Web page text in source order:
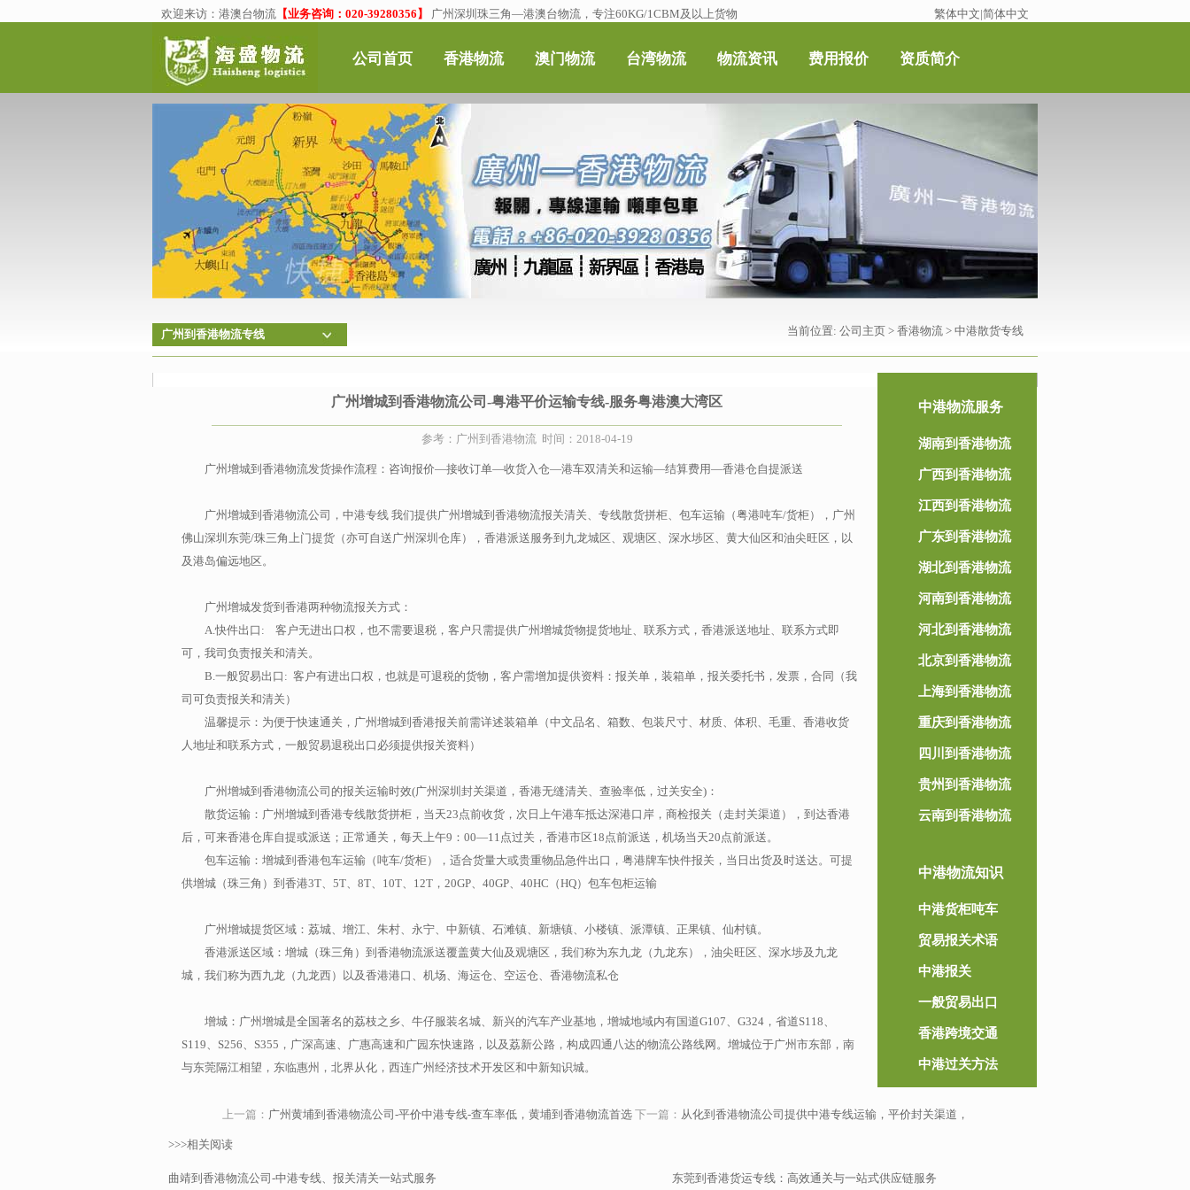
欢迎来访： 港澳台物流 【业务咨询：020-39280356】 广州深圳珠三角—港澳台物流，专注60KG/1CBM及以上货物 繁体中文|简体中文
公司首页 香港物流 澳门物流 台湾物流 物流资讯 费用报价 资质简介
广州到香港物流专线 当前位置: 公司主页 > 香港物流 > 中港散货专线
广州增城到香港物流公司-粤港平价运输专线-服务粤港澳大湾区
参考：广州到香港物流 时间：2018-04-19
广州增城到香港物流发货操作流程：咨询报价—接收订单—收货入仓—港车双清关和运输—结算费用—香港仓自提派送
广州增城到香港物流公司，中港专线 我们提供广州增城到香港物流报关清关、专线散货拼柜、包车运输（粤港吨车/货柜），广州
佛山深圳东莞/珠三角上门提货（亦可自送广州深圳仓库），香港派送服务到九龙城区、观塘区、深水埗区、黄大仙区和油尖旺区，以
及港岛偏远地区。
广州增城发货到香港两种物流报关方式：
A.快件出口: 客户无进出口权，也不需要退税，客户只需提供广州增城货物提货地址、联系方式，香港派送地址、联系方式即
可，我司负责报关和清关。
B.一般贸易出口: 客户有进出口权，也就是可退税的货物，客户需增加提供资料：报关单，装箱单，报关委托书，发票，合同（我
司可负责报关和清关）
温馨提示：为便于快速通关，广州增城到香港报关前需详述装箱单（中文品名、箱数、包装尺寸、材质、体积、毛重、香港收货
人地址和联系方式，一般贸易退税出口必须提供报关资料）
广州增城到香港物流公司的报关运输时效(广州深圳封关渠道，香港无缝清关、查验率低，过关安全)：
散货运输：广州增城到香港专线散货拼柜，当天23点前收货，次日上午港车抵达深港口岸，商检报关（走封关渠道），到达香港
后，可来香港仓库自提或派送；正常通关，每天上午9：00—11点过关，香港市区18点前派送，机场当天20点前派送。
包车运输：增城到香港包车运输（吨车/货柜），适合货量大或贵重物品急件出口，粤港牌车快件报关，当日出货及时送达。可提
供增城（珠三角）到香港3T、5T、8T、10T、12T，20GP、40GP、40HC（HQ）包车包柜运输
广州增城提货区域：荔城、增江、朱村、永宁、中新镇、石滩镇、新塘镇、小楼镇、派潭镇、正果镇、仙村镇。
香港派送区域：增城（珠三角）到香港物流派送覆盖黄大仙及观塘区，我们称为东九龙（九龙东），油尖旺区、深水埗及九龙
城，我们称为西九龙（九龙西）以及香港港口、机场、海运仓、空运仓、香港物流私仓
增城：广州增城是全国著名的荔枝之乡、牛仔服装名城、新兴的汽车产业基地，增城地域内有国道G107、G324，省道S118、
S119、S256、S355，广深高速、广惠高速和广园东快速路，以及荔新公路，构成四通八达的物流公路线网。增城位于广州市东部，南
与东莞隔江相望，东临惠州，北界从化，西连广州经济技术开发区和中新知识城。
中港物流服务
湖南到香港物流
广西到香港物流
江西到香港物流
广东到香港物流
湖北到香港物流
河南到香港物流
河北到香港物流
北京到香港物流
上海到香港物流
重庆到香港物流
四川到香港物流
贵州到香港物流
云南到香港物流
中港物流知识
中港货柜吨车
贸易报关术语
中港报关
一般贸易出口
香港跨境交通
中港过关方法
上一篇： 广州黄埔到香港物流公司-平价中港专线-查车率低，黄埔到香港物流首选下一篇： 从化到香港物流公司提供中港专线运输，平价封关渠道，
>>>相关阅读
曲靖到香港物流公司-中港专线、报关清关一站式服务 东莞到香港货运专线：高效通关与一站式供应链服务